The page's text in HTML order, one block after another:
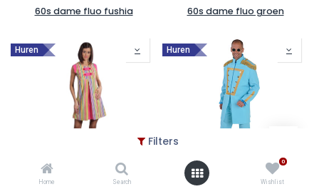
Filters
Home Search
0
Wishlist
60s dame fluo fushia 60s dame fluo groen
Huren
60s dame roze geel
Huren
Beatle blauw